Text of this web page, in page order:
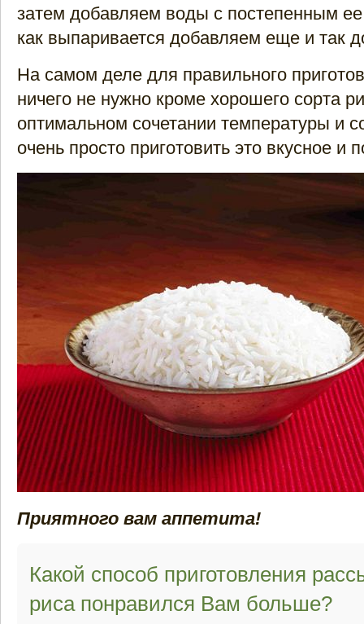
затем добавляем воды с постепенным
как выпаривается добавляем еще и так
На самом деле для правильного
ничего не нужно кроме хорошего сорта
оптимальном сочетании температуры и
очень просто приготовить это вкусное и
Приятного вам аппетита!
Какой способ приготовления
риса понравился Вам больше?